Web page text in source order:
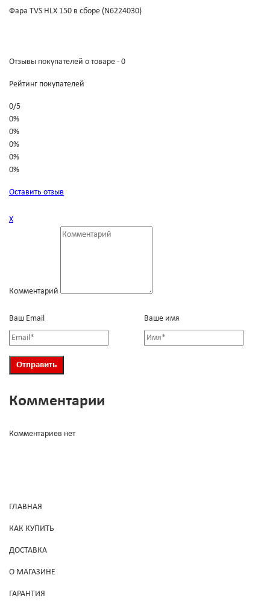
Фара TVS HLX 150 в сборе (N6224030)
Отзывы покупателей о товаре - 0
Рейтинг покупателей
0/5
0%
0%
0%
0%
0%
Оставить отзыв
Х
Комментарий
Ваш Email Ваше имя
Комментарии
Комментариев нет
ГЛАВНАЯ
КАК КУПИТЬ
ДОСТАВКА
О МАГАЗИНЕ
ГАРАНТИЯ